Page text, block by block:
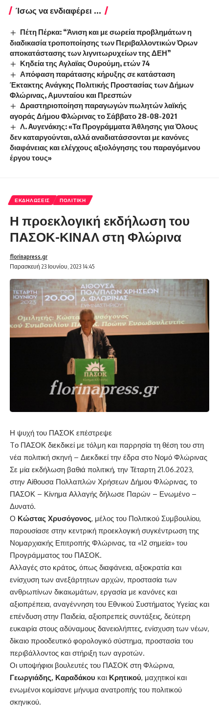
Ίσως να ενδιαφέρει ...
Πέτη Πέρκα: “Άνιση και με σωρεία προβλημάτων η
διαδικασία τροποποίησης των Περιβαλλοντικών Όρων
αποκατάστασης των λιγνιτωρυχείων της ΔΕΗ”
Κηδεία της Αγλαϊας Ουρούμη, ετών 74
Απόφαση παράτασης κήρυξης σε κατάσταση
Έκτακτης Ανάγκης Πολιτικής Προστασίας των Δήμων
Φλώρινας, Αμυνταίου και Πρεσπών
Δραστηριοποίηση παραγωγών πωλητών λαϊκής
αγοράς Δήμου Φλώρινας το Σάββατο 28-08-2021
Λ. Aυγενάκης: «Τα Προγράμματα Άθλησης για Όλους
δεν καταργούνται, αλλά αναδιατάσσονται με κανόνες
διαφάνειας και ελέγχους αξιολόγησης του παραγόμενου
έργου τους»
ΕΚΔΗΛΏΣΕΙΣ ΠΟΛΙΤΙΚΉ
Η προεκλογική εκδήλωση του
ΠΑΣΟΚ-ΚΙΝΑΛ στη Φλώρινα
Παρασκευή 23 Ιουνίου, 2023 14:45
florinapress.gr
Η ψυχή του ΠΑΣΟΚ επέστρεψε
Tο ΠΑΣΟΚ διεκδικεί με τόλμη και παρρησία τη θέση του στη
νέα πολιτική σκηνή – Διεκδικεί την έδρα στο Νομό Φλώρινας
Σε μία εκδήλωση βαθιά πολιτική, την Τέταρτη 21.06.2023,
στην Αίθουσα Πολλαπλών Χρήσεων Δήμου Φλώρινας, το
ΠΑΣΟΚ – Κίνημα Αλλαγής δήλωσε Παρών – Ενωμένο –
Δυνατό.
Ο Κώστας Χρυσόγονος, μέλος του Πολιτικού Συμβουλίου,
παρουσίασε στην κεντρική προεκλογική συγκέντρωση της
Νομαρχιακής Επιτροπής Φλώρινας, τα «12 σημεία» του
Προγράμματος του ΠΑΣΟΚ.
Αλλαγές στο κράτος, όπως διαφάνεια, αξιοκρατία και
ενίσχυση των ανεξάρτητων αρχών, προστασία των
ανθρωπίνων δικαιωμάτων, εργασία με κανόνες και
αξιοπρέπεια, αναγέννηση του Εθνικού Συστήματος Υγείας και
επένδυση στην Παιδεία, αξιοπρεπείς συντάξεις, δεύτερη
ευκαιρία στους αδύναμους δανειολήπτες, ενίσχυση των νέων,
δίκαιο προοδευτικό φορολογικό σύστημα, προστασία του
περιβάλλοντος και στήριξη των αγροτών.
Οι υποψήφιοι βουλευτές του ΠΑΣΟΚ στη Φλώρινα,
Γεωργιάδης, Καραδάκου και Κρητικού, μαχητικοί και
ενωμένοι κομίσανε μήνυμα ανατροπής του πολιτικού
σκηνικού.